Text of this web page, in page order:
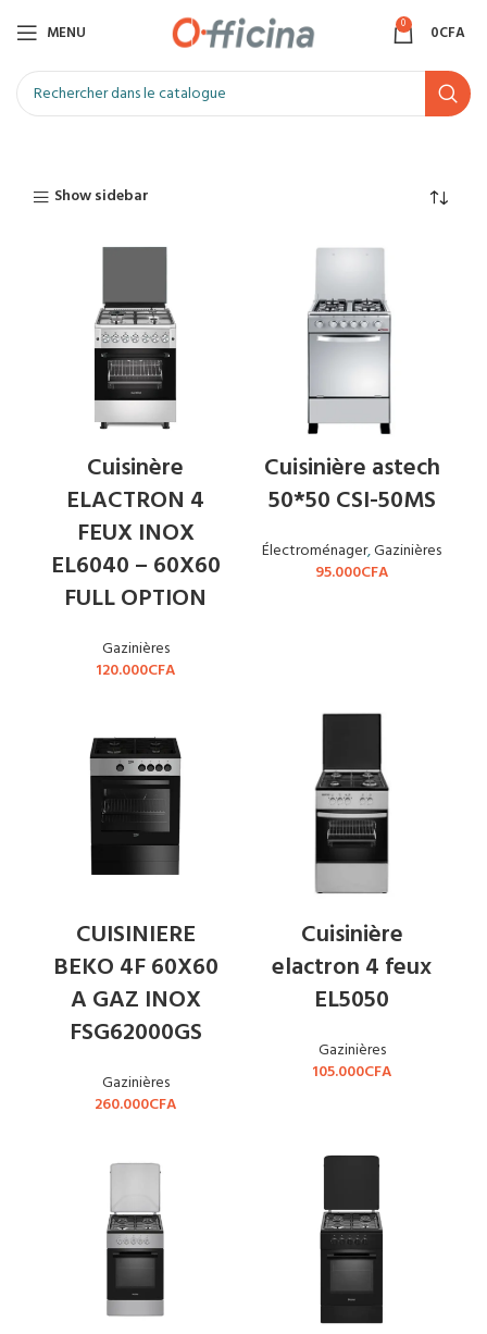
MENU 0 0CFA
Show sidebar
Cuisinère
ELACTRON 4
FEUX INOX
EL6040 – 60X60
FULL OPTION
Gazinières
120.000CFA
Cuisinière astech
50*50 CSI-50MS
Électroménager,Gazinières
95.000CFA
CUISINIERE
BEKO 4F 60X60
A GAZ INOX
FSG62000GS
Gazinières
260.000CFA
Cuisinière
elactron 4 feux
EL5050
Gazinières
105.000CFA